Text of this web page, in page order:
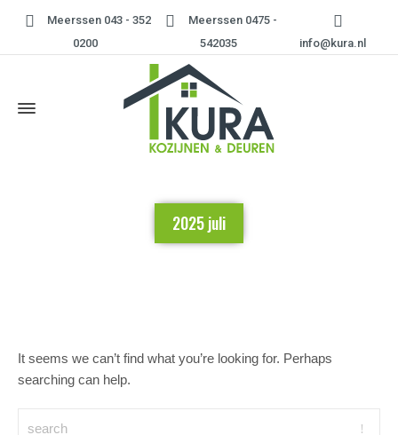
Meerssen 043 - 352
0200
Meerssen 0475 -
542035
info@kura.nl
2025 juli
It seems we can’t find what you’re looking for. Perhaps
searching can help.